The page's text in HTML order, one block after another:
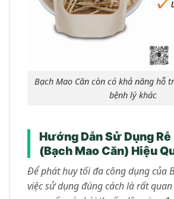
Bạch Mao Căn còn có khả năng hỗ
bệnh lý khác
Hướng Dẫn Sử Dụng Rễ
(Bạch Mao Căn) Hiệu
Để phát huy tối đa công dụng của
việc sử dụng đúng cách là rất